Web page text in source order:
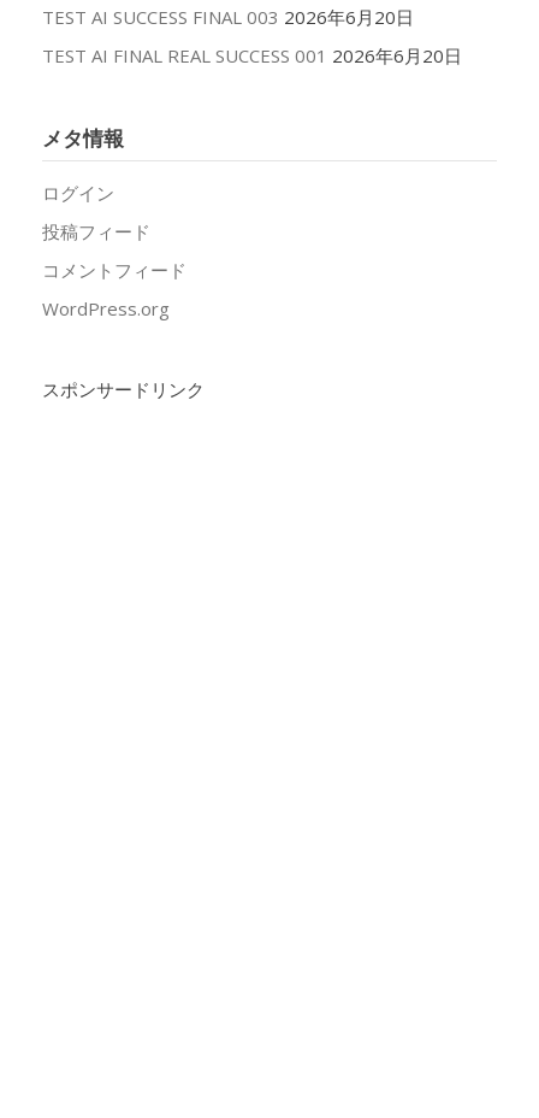
TEST AI SUCCESS FINAL 003 2026年6月20日
TEST AI FINAL REAL SUCCESS 001 2026年6月20日
メタ情報
ログイン
投稿フィード
コメントフィード
WordPress.org
スポンサードリンク